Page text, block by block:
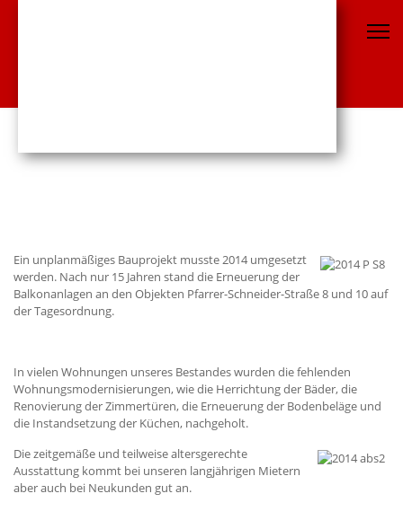
Ein unplanmäßiges Bauprojekt musste 2014 umgesetzt
werden. Nach nur 15 Jahren stand die Erneuerung der
Balkonanlagen an den Objekten Pfarrer-Schneider-Straße 8 und 10 auf
der Tagesordnung.
In vielen Wohnungen unseres Bestandes wurden die fehlenden
Wohnungsmodernisierungen, wie die Herrichtung der Bäder, die
Renovierung der Zimmertüren, die Erneuerung der Bodenbeläge und
die Instandsetzung der Küchen, nachgeholt.
Die zeitgemäße und teilweise altersgerechte
Ausstattung kommt bei unseren langjährigen Mietern
aber auch bei Neukunden gut an.